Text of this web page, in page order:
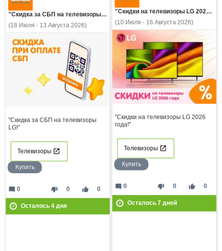
"Скидки на телевизоры LG 2026 года!"
(10 Июля - 16 Августа 2026)
"Скидки на телевизоры LG 2026
года!"
Телевизоры
Купить
thumb_down 0 thumb_up 0
mode_comment 0
Осталось 7дней
"Скидка за СБП на телевизоры LG!"
(18 Июля - 13 Августа 2026)
"Скидка за СБП на телевизоры
LG!"
Телевизоры
Купить
thumb_down 0 thumb_up 0
mode_comment 0
Осталось 4дня